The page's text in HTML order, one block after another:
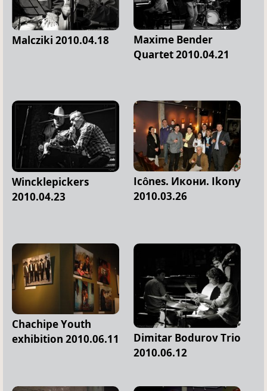
Malcziki 2010.04.18
Maxime Bender
Quartet 2010.04.21
Wincklepickers
2010.04.23
Icônes. Икони. Ikony
2010.03.26
Chachipe Youth
exhibition 2010.06.11
Dimitar Bodurov Trio
2010.06.12